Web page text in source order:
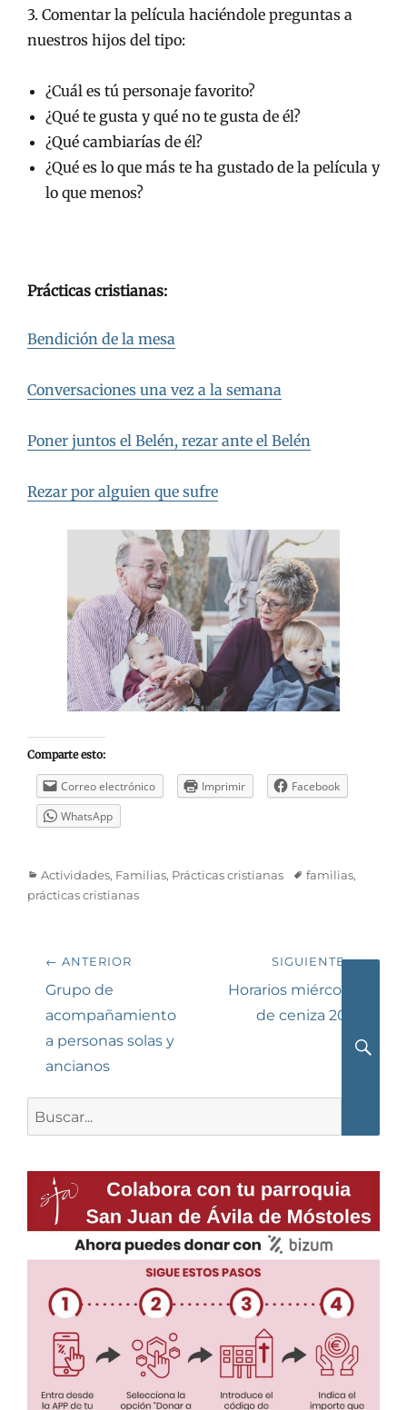
3. Comentar la película haciéndole preguntas a
nuestros hijos del tipo:
¿Cuál es tú personaje favorito?
¿Qué te gusta y qué no te gusta de él?
¿Qué cambiarías de él?
¿Qué es lo que más te ha gustado de la película y
lo que menos?
Prácticas cristianas:
Bendición de la mesa
Conversaciones una vez a la semana
Poner juntos el Belén, rezar ante el Belén
Rezar por alguien que sufre
Comparte esto:
Correo electrónico Imprimir
Facebook
WhatsApp
Categorías
Actividades, Familias, Prácticas cristianas Etiquetas
familias,
prácticas cristianas
Navegación
de
entradas
← ANTERIOR
Entrada
anterior:
Grupo de
acompañamiento
a personas solas y
ancianos
SIGUIENTE →
Siguiente
entrada:
Horarios miércoles
de ceniza 2018